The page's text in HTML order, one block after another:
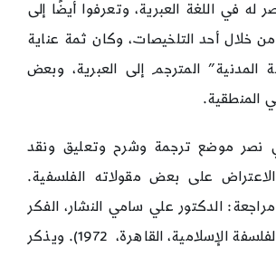
له في اللغة العبرية، وتعرفوا أيضًا إلى
خلال أحد التلخيصات، وكان ثمة عناية
المدنية” المترجم إلى العبرية، وبعض
المنطقية.
نصر موضع ترجمة وشرح وتعليق ونقد
على بعض مقولاته الفلسفية.
الدكتور علي سامي النشار، الفكر
اليهودي وتأثره بالفلسفة الإسلامية، القاهرة، 1972). ويذكر